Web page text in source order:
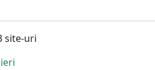
site-uri
ieri